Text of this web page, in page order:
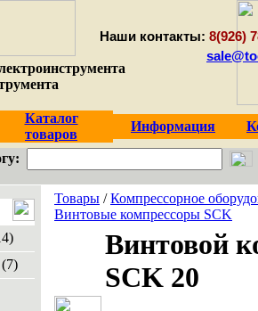
Наши контакты: 8(926)
Каталог
товаров
Информация
(7)
Товары /Компрессорное
Винтовые компрессоры SCK
Винтовой
SCK 20